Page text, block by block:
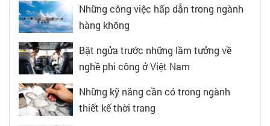
Những công việc hấp dẫn trong ngành
hàng không
Bật ngửa trước những lầm tưởng về
nghề phi công ở Việt Nam
Những kỹ năng cần có trong ngành
thiết kế thời trang